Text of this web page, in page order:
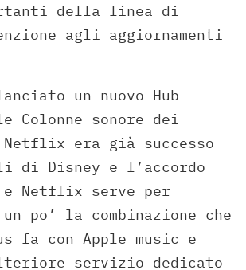
della linea di
agli aggiornamenti
un nuovo Hub
Colonne sonore dei
era già successo
di Disney e l’accordo
Netflix serve per
po’ la combinazione che
fa con Apple music e
servizio dedicato